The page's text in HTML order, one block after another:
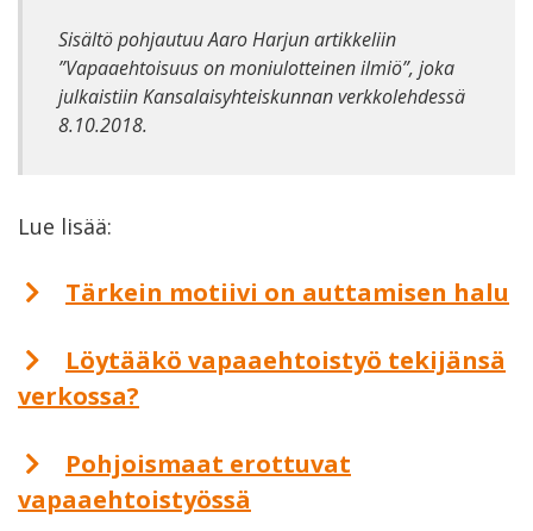
Sisältö pohjautuu Aaro Harjun artikkeliin
”Vapaaehtoisuus on moniulotteinen ilmiö”, joka
julkaistiin Kansalaisyhteiskunnan verkkolehdessä
8.10.2018.
Lue lisää:
Tärkein motiivi on auttamisen halu
Löytääkö vapaaehtoistyö tekijänsä
verkossa?
Pohjoismaat erottuvat
vapaaehtoistyössä